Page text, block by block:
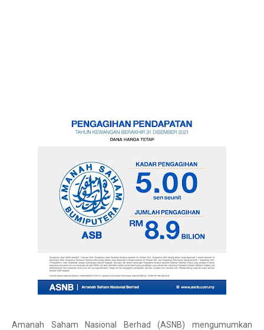
Amanah Saham Nasional Berhad (ASNB) mengumumkan